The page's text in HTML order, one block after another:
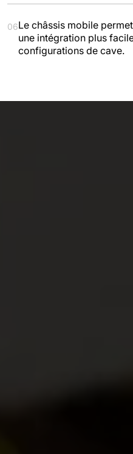
06Le châssis mobile
une intégration plus
configurations de cave.